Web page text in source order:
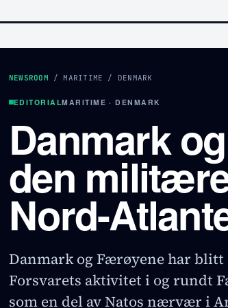
NEWSROOM /MARITIME / DENMARK
EDITORIALMARITIME · DENMARK
Danmark
den
Nord-
Danmark og Færøyene har blitt
Forsvarets aktivitet i og rundt
som en del av Natos nærvær i